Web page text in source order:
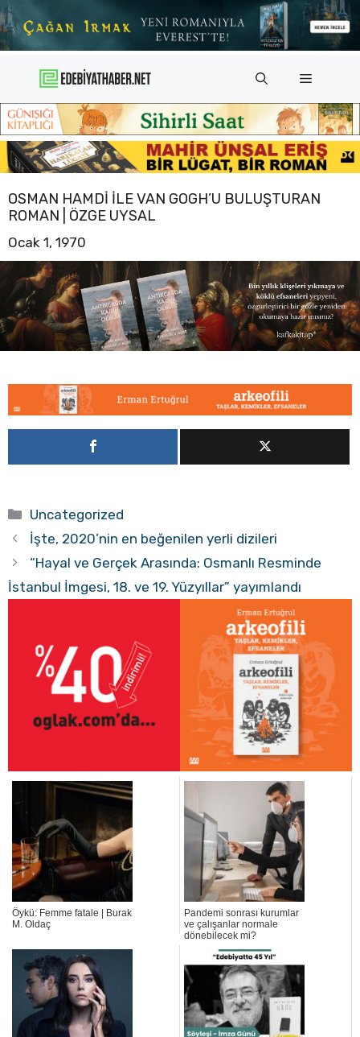
İçeriğe
atla
Menü
OSMAN HAMDI ILE VAN GOGH’U BULUŞTURAN
ROMAN | ÖZGE UYSAL
Ocak 1, 1970
Kategoriler
Uncategorized
İşte, 2020’nin en beğenilen yerli dizileri
“Hayal ve Gerçek Arasında: Osmanlı Resminde
İstanbul İmgesi, 18. ve 19. Yüzyıllar” yayımlandı
Öykü: Femme fatale | Burak
M. Oldaç
Pandemi sonrası kurumlar
ve çalışanlar normale
dönebilecek mi?